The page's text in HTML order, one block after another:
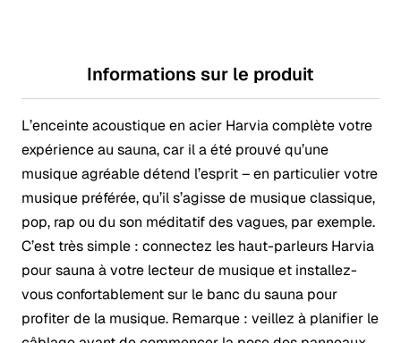
Informations sur le produit
L’enceinte acoustique en acier Harvia complète votre
expérience au sauna, car il a été prouvé qu’une
musique agréable détend l’esprit – en particulier votre
musique préférée, qu’il s’agisse de musique classique,
pop, rap ou du son méditatif des vagues, par exemple.
C’est très simple : connectez les haut-parleurs Harvia
pour sauna à votre lecteur de musique et installez-
vous confortablement sur le banc du sauna pour
profiter de la musique. Remarque : veillez à planifier le